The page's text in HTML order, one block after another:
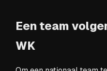
Een team
WK